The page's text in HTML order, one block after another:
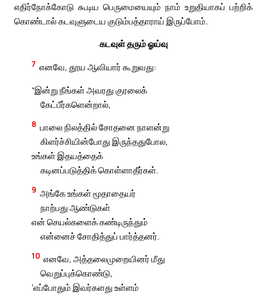
எதிர்நோக்கோடு கூடிய பெருமையையும் நாம் உறுதியாகப் பற்றிக்
கொண்டால் கடவுளுடைய குடும்பத்தாராய் இருப்போம்.
கடவுள் தரும் ஓய்வு
7 எனவே, தூய ஆவியார் கூறுவது:
“இன்று நீங்கள் அவரது குரலைக்
கேட்பீர்களென்றால்,
8 பாலை நிலத்தில் சோதனை நாளன்று
கிளர்ச்சியின்போது இருந்ததுபோல,
உங்கள் இதயத்தைக்
கடினப்படுத்திக் கொள்ளாதீர்கள்.
9 அங்கே உங்கள் மூதாதையர்
நாற்பது ஆண்டுகள்
என் செயல்களைக் கண்டிருந்தும்
என்னைச் சோதித்துப் பார்த்தனர்.
10 எனவே, அத்தலைமுறையினர் மீது
வெறுப்புக்கொண்டு,
‘எப்போதும் இவர்களது உள்ளம்